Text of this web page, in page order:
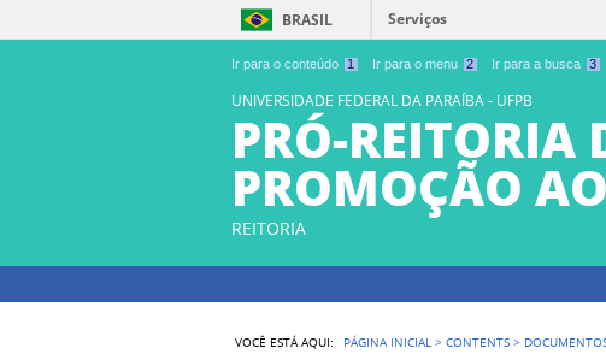
Ir para o conteúdo 1 Ir para o menu 2 Ir para a busca 3
BRASIL Serviços
UNIVERSIDADE FEDERAL DA PARAÍBA - UFPB
PRÓ-REITORIA
PROMOÇÃO
REITORIA
VOCÊ ESTÁ AQUI: PÁGINA INICIAL >CONTENTS >